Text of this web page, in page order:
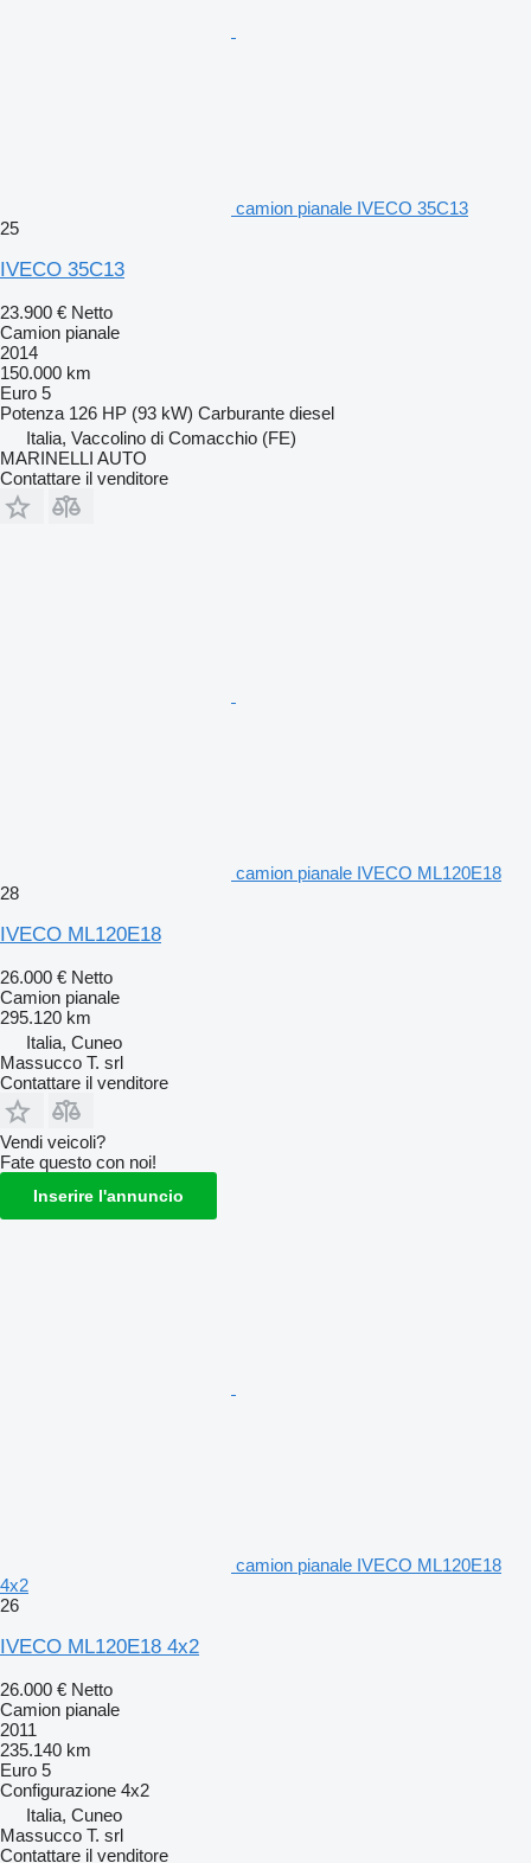
camion pianale IVECO 35C13
25
IVECO 35C13
23.900 € Netto
Camion pianale
2014
150.000 km
Euro 5
Potenza 126 HP (93 kW) Carburante diesel
Italia, Vaccolino di Comacchio (FE)
MARINELLI AUTO
Contattare il venditore
camion pianale IVECO ML120E18
28
IVECO ML120E18
26.000 € Netto
Camion pianale
295.120 km
Italia, Cuneo
Massucco T. srl
Contattare il venditore
Vendi veicoli?
Fate questo con noi!
Inserire l'annuncio
camion pianale IVECO ML120E18
4x2
26
IVECO ML120E18 4x2
26.000 € Netto
Camion pianale
2011
235.140 km
Euro 5
Configurazione 4x2
Italia, Cuneo
Massucco T. srl
Contattare il venditore